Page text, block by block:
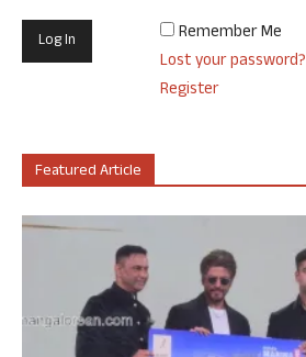
Remember Me
Lost your password?
Register
Featured Article